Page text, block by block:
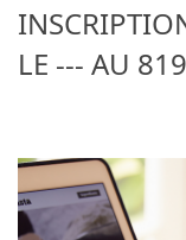
LE --- AU